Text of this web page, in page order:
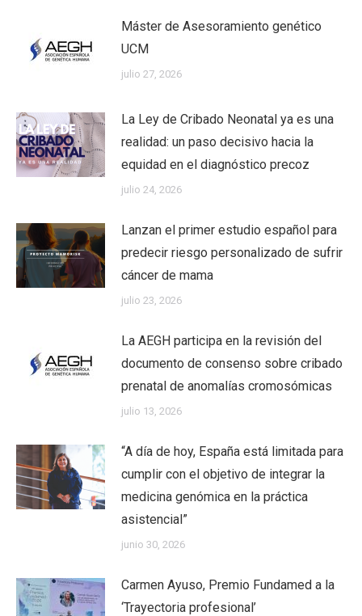
Máster de Asesoramiento genético
UCM
julio 27, 2026
La Ley de Cribado Neonatal ya es una
realidad: un paso decisivo hacia la
equidad en el diagnóstico precoz
julio 24, 2026
Lanzan el primer estudio español para
predecir riesgo personalizado de sufrir
cáncer de mama
julio 23, 2026
La AEGH participa en la revisión del
documento de consenso sobre cribado
prenatal de anomalías cromosómicas
julio 13, 2026
“A día de hoy, España está limitada para
cumplir con el objetivo de integrar la
medicina genómica en la práctica
asistencial”
junio 30, 2026
Carmen Ayuso, Premio Fundamed a la
‘Trayectoria profesional’